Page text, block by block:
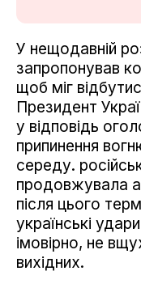
У нещодавній
запропонував
щоб міг
Президент
у відповідь
припинення
середу.
продовжувала
після цього
українські
імовірно, не
вихідних.